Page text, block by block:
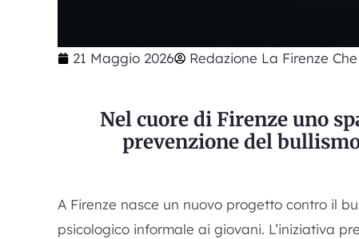
21 Maggio 2026 Redazione La Firenze
Nel cuore di Firenze uno
prevenzione del
A Firenze nasce un nuovo progetto contro il
psicologico informale ai giovani. L’iniziativa